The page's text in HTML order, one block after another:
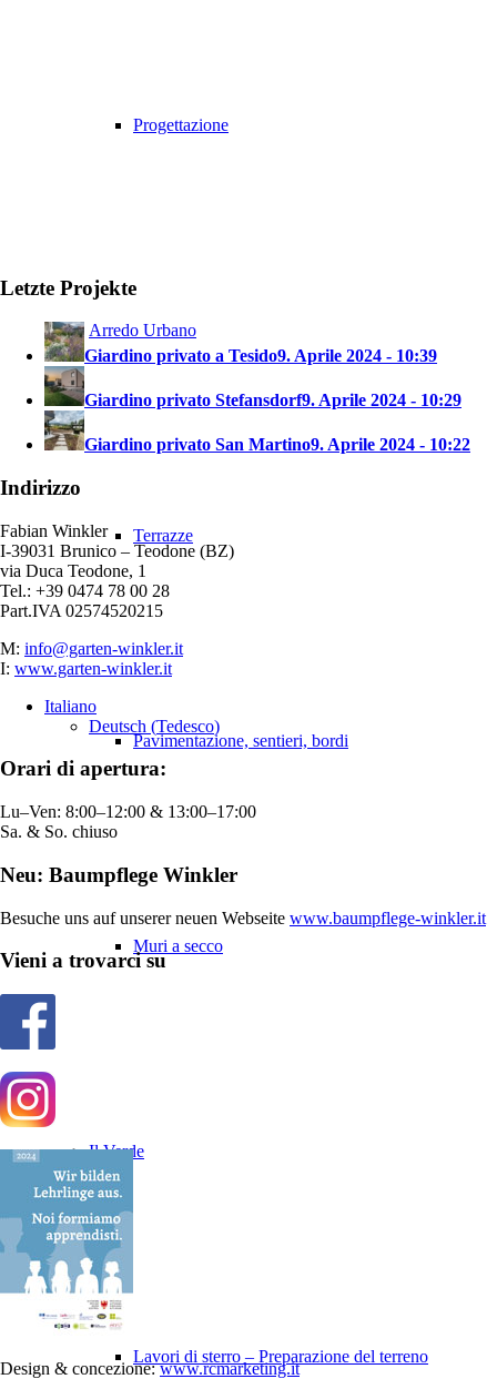
Progettazione
Arredo Urbano
Terrazze
Pavimentazione, sentieri, bordi
Muri a secco
Il Verde
Lavori di sterro – Preparazione del terreno
Letzte Projekte
Giardino privato a Tesido9. Aprile 2024 - 10:39
Giardino privato Stefansdorf9. Aprile 2024 - 10:29
Giardino privato San Martino9. Aprile 2024 - 10:22
Indirizzo
Fabian Winkler
I-39031 Brunico – Teodone (BZ)
via Duca Teodone, 1
Tel.: +39 0474 78 00 28
Part.IVA 02574520215
M: info@garten-winkler.it
I: www.garten-winkler.it
Italiano
Deutsch (Tedesco)
Orari di apertura:
Lu–Ven: 8:00–12:00 & 13:00–17:00
Sa. & So. chiuso
Neu: Baumpflege Winkler
Besuche uns auf unserer neuen Webseite www.baumpflege-winkler.it
Vieni a trovarci su
Design & concezione:www.rcmarketing.it